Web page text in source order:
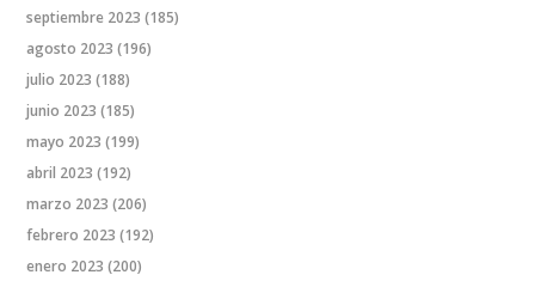
septiembre 2023 (185)
agosto 2023 (196)
julio 2023 (188)
junio 2023 (185)
mayo 2023 (199)
abril 2023 (192)
marzo 2023 (206)
febrero 2023 (192)
enero 2023 (200)